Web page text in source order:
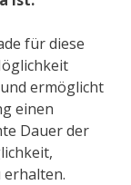
für diese
ermöglicht
einen
Dauer der
erhalten.